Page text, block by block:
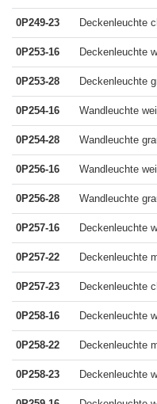
0P249-23 Deckenleuchte
0P253-16 Deckenleuchte
0P253-28 Deckenleuchte
0P254-16 Wandleuchte
0P254-28 Wandleuchte
0P256-16 Wandleuchte
0P256-28 Wandleuchte
0P257-16 Deckenleuchte
0P257-22 Deckenleuchte
0P257-23 Deckenleuchte
0P258-16 Deckenleuchte
0P258-22 Deckenleuchte
0P258-23 Deckenleuchte